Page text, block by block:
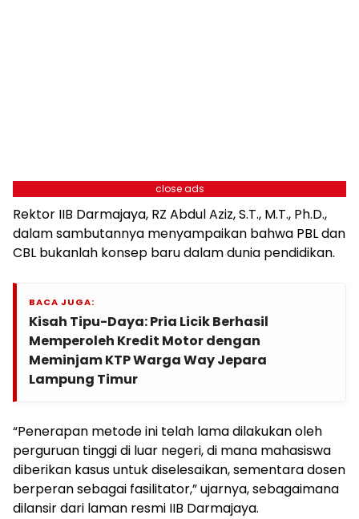
close ads
Rektor IIB Darmajaya, RZ Abdul Aziz, S.T., M.T., Ph.D.,
dalam sambutannya menyampaikan bahwa PBL dan
CBL bukanlah konsep baru dalam dunia pendidikan.
BACA JUGA:
Kisah Tipu-Daya: Pria Licik Berhasil
Memperoleh Kredit Motor dengan
Meminjam KTP Warga Way Jepara
Lampung Timur
“Penerapan metode ini telah lama dilakukan oleh
perguruan tinggi di luar negeri, di mana mahasiswa
diberikan kasus untuk diselesaikan, sementara dosen
berperan sebagai fasilitator,” ujarnya, sebagaimana
dilansir dari laman resmi IIB Darmajaya.